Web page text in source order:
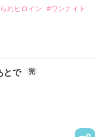
告げてきた。
を隠すことなく
害に
きて――。
れヒロイン
#ワンナイト
いかなかった梅田美
日本人美青年と出会
。
した美青年と再会。
関わらず、一族を離
冷徹だと評判な社長
とで 完